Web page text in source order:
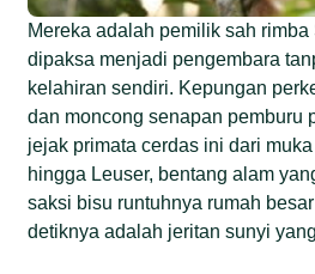
Mereka adalah pemilik sah
dipaksa menjadi pengembara
kelahiran sendiri. Kepungan
dan moncong senapan pemburu
jejak primata cerdas ini dari
hingga Leuser, bentang alam
saksi bisu runtuhnya rumah
detiknya adalah jeritan sunyi